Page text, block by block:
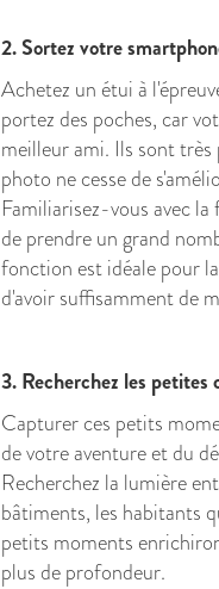
2. Sortez votre
Achetez un étui à
portez des poches, car
meilleur ami. Ils sont
photo ne cesse de
Familiarisez-vous avec
de prendre un grand
fonction est idéale pour
d'avoir suffisamment de
3. Recherchez les petites
Capturer ces petits
de votre aventure et du
Recherchez la lumière
bâtiments, les habitants
petits moments
plus de profondeur.